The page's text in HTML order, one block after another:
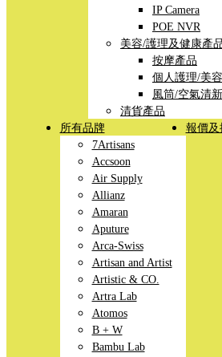
IP Camera
POE NVR
美容/護理及健康產
按摩產品
個人護理/美
風筒/空氣清
清貨產品
所有品牌
7Artisans
Accsoon
Air Supply
Allianz
Amaran
Aputure
Arca-Swiss
Artisan and Artist
Artistic & CO.
Artra Lab
Atomos
B + W
Bambu Lab
報價及